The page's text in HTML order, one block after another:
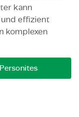
kann
und effizient
komplexen